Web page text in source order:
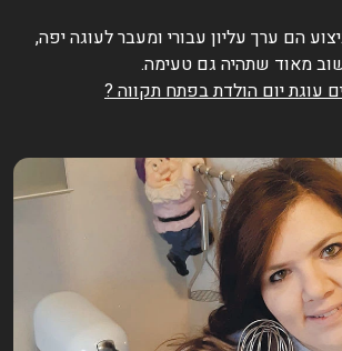
הם ערך עליון עבורי ומעבר לעוגה יפה,
מאוד שתהיה גם טעימה.
עוגת יום הולדת בפתח תקווה ?